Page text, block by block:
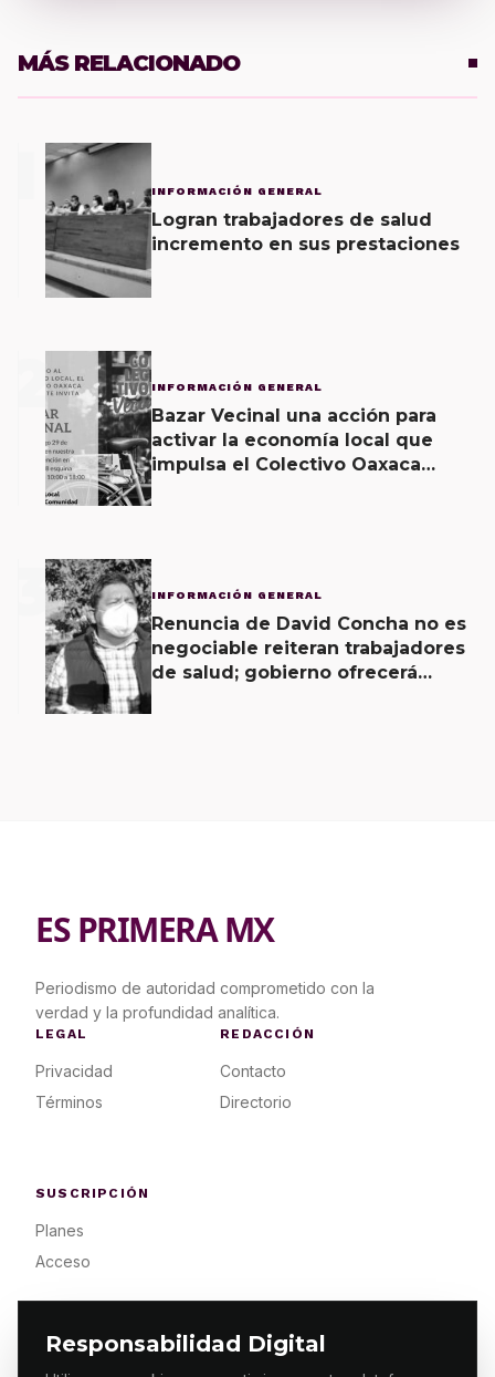
Responsabilidad Digital
MÁS RELACIONADO
INFORMACIÓN GENERAL
Logran trabajadores de salud
incremento en sus prestaciones
2 INFORMACIÓN GENERAL
Bazar Vecinal una acción para
activar la economía local que
impulsa el Colectivo Oaxaca
3 INFORMACIÓN GENERAL
Renuncia de David Concha no es
negociable reiteran trabajadores
de salud; gobierno ofrecerá
ES PRIMERA MX
Periodismo de autoridad comprometido con la
verdad y la profundidad analítica.
LEGAL
Privacidad
Términos
REDACCIÓN
Contacto
Directorio
SUSCRIPCIÓN
Planes
Acceso